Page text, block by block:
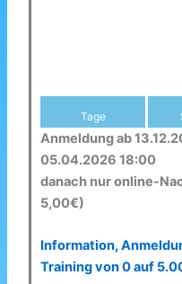
Tage
Anmeldung ab
05.04.2026 18:00
danach nur online-
5,00€)
Information,
Training von 0 auf